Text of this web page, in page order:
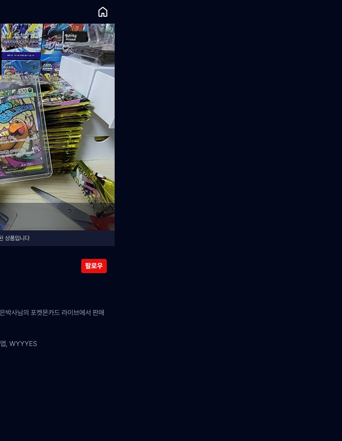
상품입니다
팔로우
사님의 포켓몬카드 라이브에서 판매
앱, WYYYES